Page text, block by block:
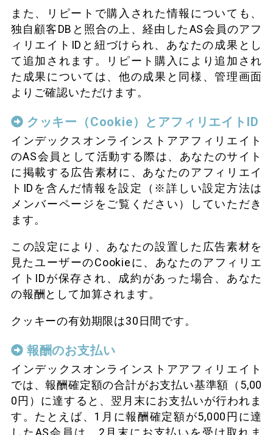
また、リピートで購入された情報についても、
独自顧客DBと照合の上、経由したAS会員のアフ
ィリエイトIDと紐づけられ、あなたの成果とし
て追加されます。リピート購入により追加され
た成果については、他の成果と同様、管理画面
よりご確認いただけます。
クッキー（Cookie）とアフィリエイトID
インデックスオンラインストアアフィリエイト
のAS会員として活動する際は、あなたのサイト
に掲載する広告素材に、あなたのアフィリエイ
トIDを含んだ情報を設定（※詳しい設定方法は
メンバーページをご覧ください）していただき
ます。
この設定により、あなたの設置した広告素材を
見たユーザーのCookieに、あなたのアフィリエ
イトIDが保存され、成約があった場合、あなた
の報酬として加算されます。
クッキーの有効期限は30日間です。
報酬のお支払い
インデックスオンラインストアアフィリエイト
では、報酬確定額の合計がお支払い基準額（5,00
0円）に達すると、翌月末にお支払いが行われま
す。たとえば、1月に報酬確定額が5,000円に達
したAS会員は、2月末にお支払いを受け取れま